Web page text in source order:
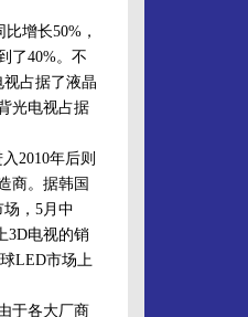
增长50%，
了40%。不
占据了液晶
光电视占据
2010年后则
商。据韩国
，5月中
3D电视的销
LED市场上
于各大厂商